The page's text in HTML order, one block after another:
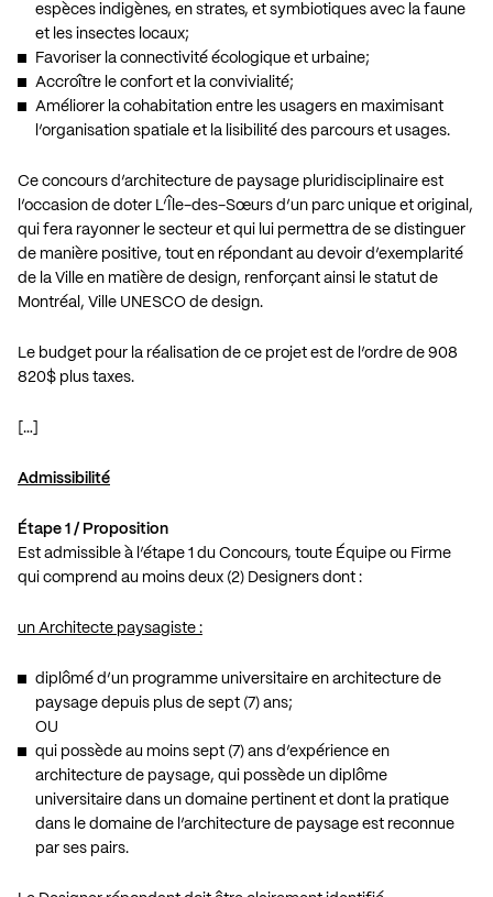
espèces indigènes, en strates, et symbiotiques avec la faune
et les insectes locaux;
Favoriser la connectivité écologique et urbaine;
Accroître le confort et la convivialité;
Améliorer la cohabitation entre les usagers en maximisant
l’organisation spatiale et la lisibilité des parcours et usages.
Ce concours d’architecture de paysage pluridisciplinaire est
l’occasion de doter L’Île-des-Sœurs d’un parc unique et original,
qui fera rayonner le secteur et qui lui permettra de se distinguer
de manière positive, tout en répondant au devoir d’exemplarité
de la Ville en matière de design, renforçant ainsi le statut de
Montréal, Ville UNESCO de design.
Le budget pour la réalisation de ce projet est de l’ordre de 908
820$ plus taxes.
[…]
Admissibilité
Étape 1 / Proposition
Est admissible à l’étape 1 du Concours, toute Équipe ou Firme
qui comprend au moins deux (2) Designers dont :
un Architecte paysagiste :
diplômé d’un programme universitaire en architecture de
paysage depuis plus de sept (7) ans;
OU
qui possède au moins sept (7) ans d’expérience en
architecture de paysage, qui possède un diplôme
universitaire dans un domaine pertinent et dont la pratique
dans le domaine de l’architecture de paysage est reconnue
par ses pairs.